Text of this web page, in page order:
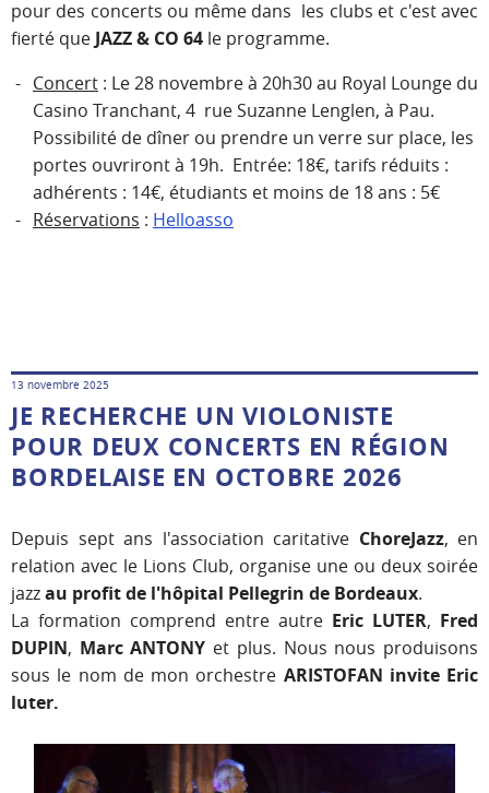
pour des concerts ou même dans les clubs et c'est avec
fierté que JAZZ & CO 64 le programme.
Concert : Le 28 novembre à 20h30 au Royal Lounge du
Casino Tranchant, 4 rue Suzanne Lenglen, à Pau.
Possibilité de dîner ou prendre un verre sur place, les
portes ouvriront à 19h. Entrée: 18€, tarifs réduits :
adhérents : 14€, étudiants et moins de 18 ans : 5€
Réservations : Helloasso
13 novembre 2025
JE RECHERCHE UN VIOLONISTE
POUR DEUX CONCERTS EN RÉGION
BORDELAISE EN OCTOBRE 2026
Depuis sept ans l'association caritative ChoreJazz, en
relation avec le Lions Club, organise une ou deux soirée
jazzau profit de l'hôpital Pellegrin de Bordeaux.
La formation comprend entre autre Eric LUTER, Fred
DUPIN, Marc ANTONY et plus. Nous nous produisons
sous le nom de mon orchestre ARISTOFAN invite Eric
luter.